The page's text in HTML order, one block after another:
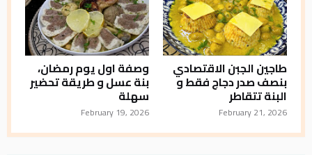
طاجين الجبن الاقتصادي
بنصف صدر دجاج فقط و
البنة تتقاطر
February 21, 2026
وصفة اول يوم رمضان،
بنة عسل و طريقة تحضير
سهلة
February 19, 2026